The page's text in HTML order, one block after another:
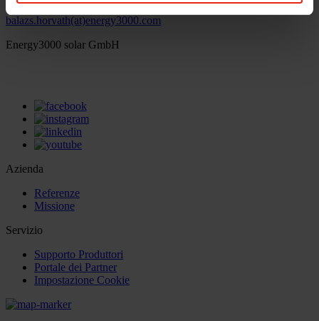
Head of Sales HU, CZ, SK, ES, FR, GB
balazs.horvath(at)energy3000.com
Energy3000 solar GmbH
Azienda
Referenze
Missione
Servizio
Supporto Produttori
Portale dei Partner
Impostazione Cookie